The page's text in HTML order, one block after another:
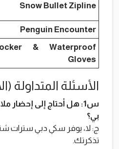
Snow Bullet Zipline
Penguin Encounter
& Waterproof
Gloves
الأسئلة المتداولة
س1: هل أحتاج إلى إحضار
بي؟
ج: لا، يوفر سكي دبي سترات
تذكرتك.